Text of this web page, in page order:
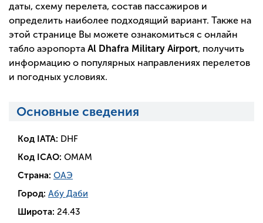
даты, схему перелета, состав пассажиров и
определить наиболее подходящий вариант. Также на
этой странице Вы можете ознакомиться с онлайн
табло аэропорта Al Dhafra Military Airport, получить
информацию о популярных направлениях перелетов
и погодных условиях.
Основные сведения
Код IATA: DHF
Код ICAO: OMAM
Страна: ОАЭ
Город: Абу Даби
Широта: 24.43